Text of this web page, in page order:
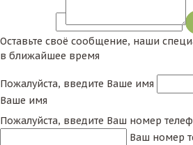
Оставьте своё сообщение, наши
в ближайшее время
Пожалуйста, введите Ваше имя
Ваше имя
Пожалуйста, введите Ваш номер
Ваш номер